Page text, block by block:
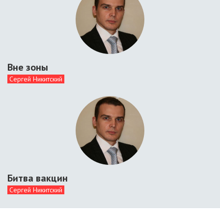
Вне зоны
Сергей Никитский
Битва вакцин
Сергей Никитский